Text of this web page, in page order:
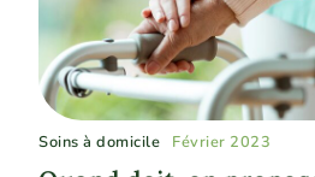
Soins à domicile Février 2023